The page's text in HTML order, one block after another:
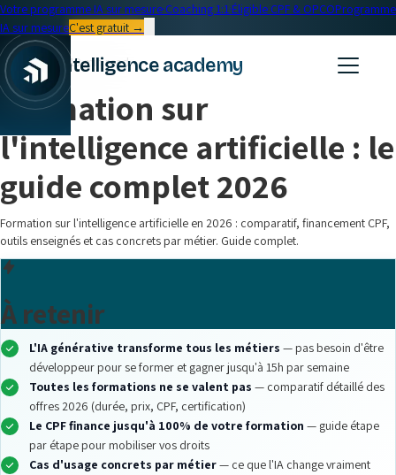
Votre programme IA sur mesure·Coaching 1:1·Éligible CPF & OPCOProgramme
IA sur mesureC'est gratuit →
intelligence academy
← Blog
Formation IA• 19 min read
Formation sur
l'intelligence artificielle : le
guide complet 2026
Formation sur l'intelligence artificielle en 2026 : comparatif, financement CPF,
outils enseignés et cas concrets par métier. Guide complet.
À retenir
L'IA générative transforme tous les métiers — pas besoin d'être
développeur pour se former et gagner jusqu'à 15h par semaine
Toutes les formations ne se valent pas — comparatif détaillé des
offres 2026 (durée, prix, CPF, certification)
Le CPF finance jusqu'à 100% de votre formation — guide étape
par étape pour mobiliser vos droits
Cas d'usage concrets par métier— ce que l'IA change vraiment